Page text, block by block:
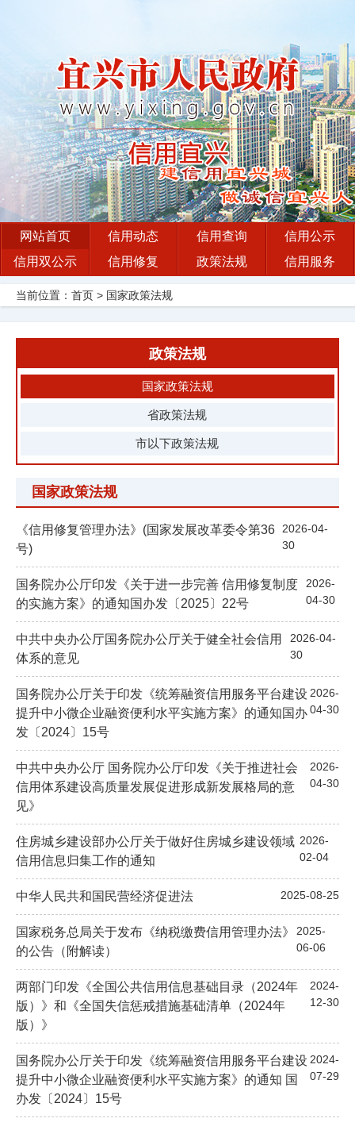
网站首页 信用动态 信用查询
信用公示
信用双公示
信用修复 政策法规 信用服务
当前位置： 首页 > 国家政策法规
政策法规
国家政策法规
省政策法规
市以下政策法规
国家政策法规
《信用修复管理办法》(国家发展改革委令第36
号)
2026-04-
30
国务院办公厅印发《关于进一步完善 信用修复制度
的实施方案》的通知国办发〔2025〕22号
2026-
04-30
中共中央办公厅国务院办公厅关于健全社会信用
体系的意见
2026-04-
30
国务院办公厅关于印发《统筹融资信用服务平台建设
提升中小微企业融资便利水平实施方案》的通知国办
发〔2024〕15号
2026-
04-30
中共中央办公厅 国务院办公厅印发《关于推进社会
信用体系建设高质量发展促进形成新发展格局的意
见》
2026-
04-30
住房城乡建设部办公厅关于做好住房城乡建设领域
信用信息归集工作的通知
2026-
02-04
中华人民共和国民营经济促进法 2025-08-25
国家税务总局关于发布《纳税缴费信用管理办法》
的公告（附解读）
2025-
06-06
两部门印发《全国公共信用信息基础目录（2024年
版）》和《全国失信惩戒措施基础清单（2024年
版）》
2024-
12-30
国务院办公厅关于印发《统筹融资信用服务平台建设
提升中小微企业融资便利水平实施方案》的通知 国
办发〔2024〕15号
2024-
07-29